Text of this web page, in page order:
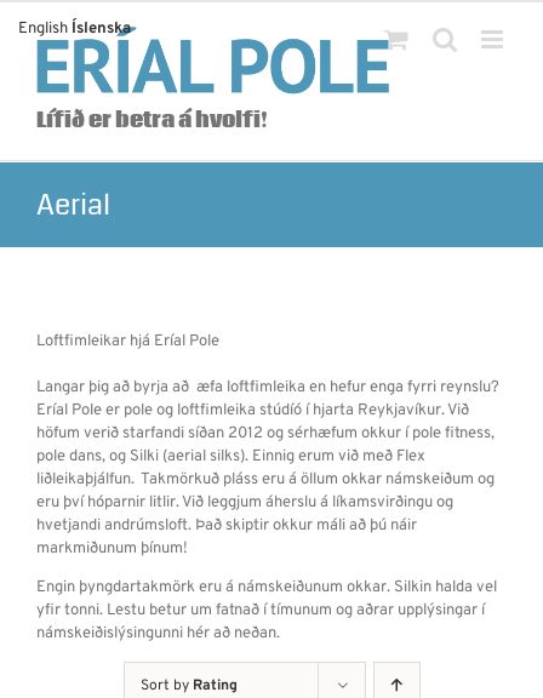
content
Lífið er betra á hvolfi!
Aerial
Loftfimleikar hjá Eríal Pole
Langar þig að byrja að æfa loftfimleika en hefur enga fyrri reynslu?
Eríal Pole er pole og loftfimleika stúdíó í hjarta Reykjavíkur. Við
höfum verið starfandi síðan 2012 og sérhæfum okkur í pole fitness,
pole dans, og Silki (aerial silks). Einnig erum við með Flex
liðleikaþjálfun. Takmörkuð pláss eru á öllum okkar námskeiðum og
eru því hóparnir litlir. Við leggjum áherslu á líkamsvirðingu og
hvetjandi andrúmsloft. Það skiptir okkur máli að þú náir
markmiðunum þínum!
Engin þyngdartakmörk eru á námskeiðunum okkar. Silkin halda vel
yfir tonni. Lestu betur um fatnað í tímunum og aðrar upplýsingar í
námskeiðislýsingunni hér að neðan.
Sort by Rating
English Íslenska